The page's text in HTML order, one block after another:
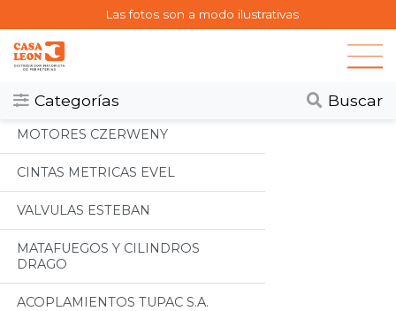
Las fotos son a modo ilustrativas
Categorías Buscar
Categorias
Todos
MOTORES CZERWENY
CINTAS METRICAS EVEL
VALVULAS ESTEBAN
MATAFUEGOS Y CILINDROS
DRAGO
ACOPLAMIENTOS TUPAC S.A.